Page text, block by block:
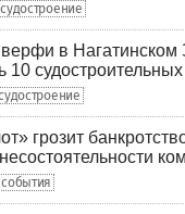
судостроение
в Нагатинском
10
грозит
события